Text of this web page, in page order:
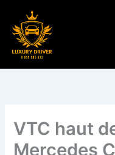
contenu
VTC haut
Mercedes